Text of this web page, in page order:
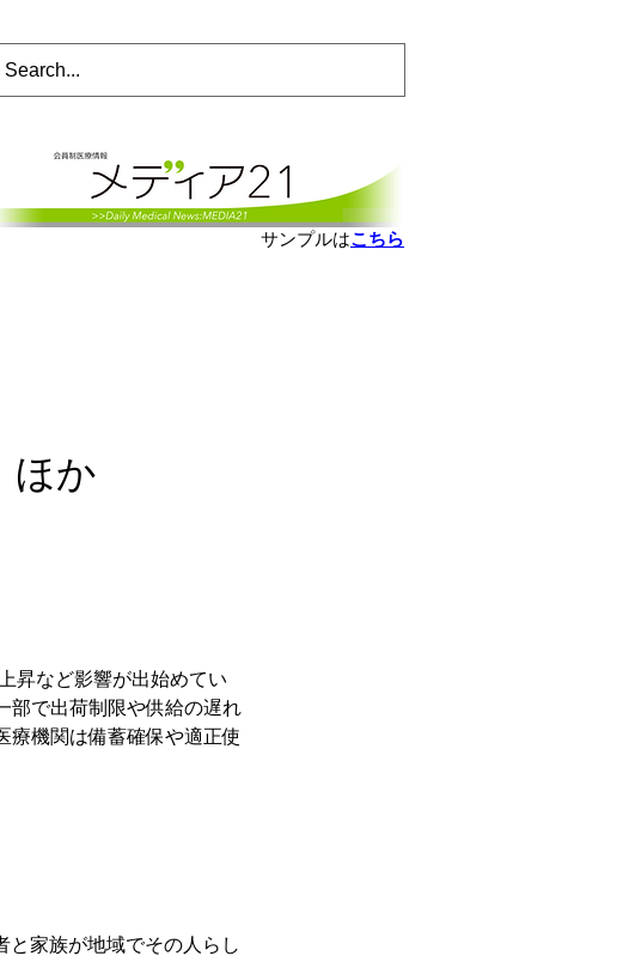
サンプルはこちら
ほか
昇など影響が出始めてい
部で出荷制限や供給の遅れ
療機関は備蓄確保や適正使
家族が地域でその人らし